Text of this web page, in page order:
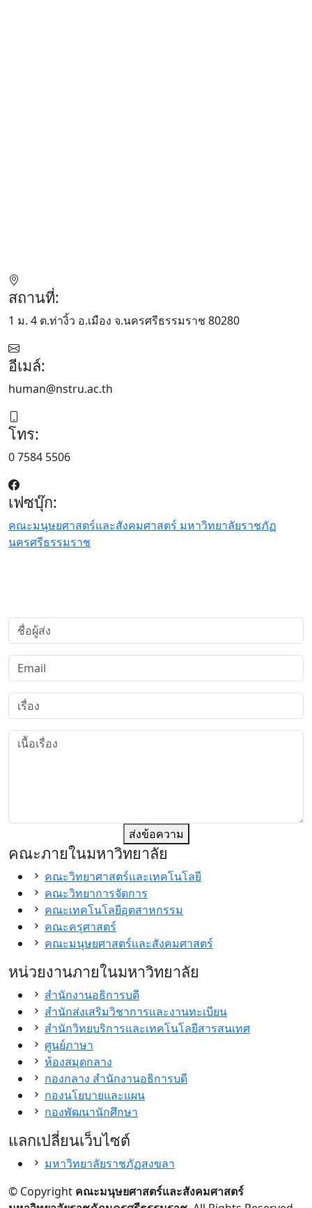
สถานที่:
1 ม. 4 ต.ท่างิ้ว อ.เมือง จ.นครศรีธรรมราช 80280
อีเมล์:
human@nstru.ac.th
โทร:
0 7584 5506
เฟซบุ๊ก:
คณะมนุษยศาสตร์และสังคมศาสตร์ มหาวิทยาลัยราชภัฏ
นครศรีธรรมราช
ส่งข้อความ
คณะภายในมหาวิทยาลัย
คณะวิทยาศาสตร์และเทคโนโลยี
คณะวิทยาการจัดการ
คณะเทคโนโลยีอุตสาหกรรม
คณะครุศาสตร์
คณะมนุษยศาสตร์และสังคมศาสตร์
หน่วยงานภายในมหาวิทยาลัย
สำนักงานอธิการบดี
สำนักส่งเสริมวิชาการและงานทะเบียน
สำนักวิทยบริการและเทคโนโลยีสารสนเทศ
ศูนย์ภาษา
ห้องสมุดกลาง
กองกลาง สำนักงานอธิการบดี
กองนโยบายและแผน
กองพัฒนานักศึกษา
แลกเปลี่ยนเว็บไซต์
มหาวิทยาลัยราชภัฏสงขลา
© Copyright คณะมนุษยศาสตร์และสังคมศาสตร์